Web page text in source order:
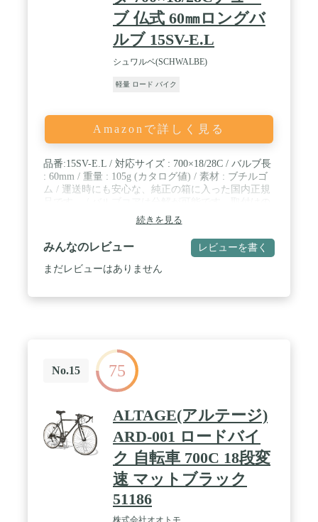
身長：約155cm～ ※個人差があります 適応体重：
～75kg ※前後タイヤの適正空気圧条件下 タイヤ
サイズ：700 x 28C タイヤ幅：28mm 保険：PL保険
加入済み フレームサイズ：430ｍｍ フレーム材質：
スチール ※JIS耐震振動試験合格品 前輪・後輪ブレ
ンド / 【ご注意点】※一部組立がございます。 ※改
ブ 仏式 60㎜ロングバ
ルブ 15SV-E.L
シュワルベ(SCHWALBE)
軽量 ロード バイク
Amazonで詳しく見る
品番:15SV-E.L / 対応サイズ : 700×18/28C / バルブ長
: 60mm / 重量 : 105g (カタログ値) / 素材 : ブチルゴ
ム / 運送時にも安心な、純正の箱に入った国内正規
際は、緩みがないかご確認下さい。 / パッケージリ
ニューアルに伴い、掲載画像とは異なったデザイン
の商品が届く場合がございます。あらかじめご了承
ください。
続きを見る
みんなのレビュー レビューを書く
まだレビューはありません
No.15 75
ALTAGE(アルテージ)
ARD-001 ロードバイ
ク 自転車 700C 18段変
速 マットブラック
51186
株式会社オオトモ